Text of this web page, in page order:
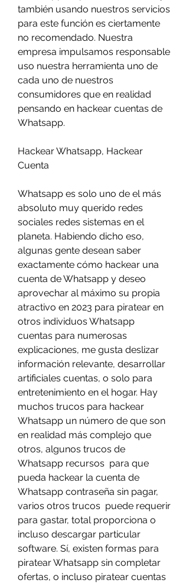
también usando nuestros servicios
para este función es ciertamente
no recomendado. Nuestra
empresa impulsamos responsable
uso nuestra herramienta uno de
cada uno de nuestros
consumidores que en realidad
pensando en hackear cuentas de
Whatsapp.
Hackear Whatsapp, Hackear
Cuenta
Whatsapp es solo uno de el más
absoluto muy querido redes
sociales redes sistemas en el
planeta. Habiendo dicho eso,
algunas gente desean saber
exactamente cómo hackear una
cuenta de Whatsapp y deseo
aprovechar al máximo su propia
atractivo en 2023 para piratear en
otros individuos Whatsapp
cuentas para numerosas
explicaciones, me gusta deslizar
información relevante, desarrollar
artificiales cuentas, o solo para
entretenimiento en el hogar. Hay
muchos trucos para hackear
Whatsapp un número de que son
en realidad más complejo que
otros, algunos trucos de
Whatsapp recursos  para que
pueda hackear la cuenta de
Whatsapp contraseña sin pagar,
varios otros trucos  puede requerir
para gastar, total proporciona o
incluso descargar particular
software. Sí, existen formas para
piratear Whatsapp sin completar
ofertas, o incluso piratear cuentas